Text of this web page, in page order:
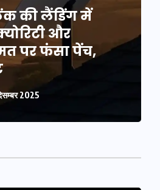
की लैंडिंग में
और
पर फंसा पेंच,
2025